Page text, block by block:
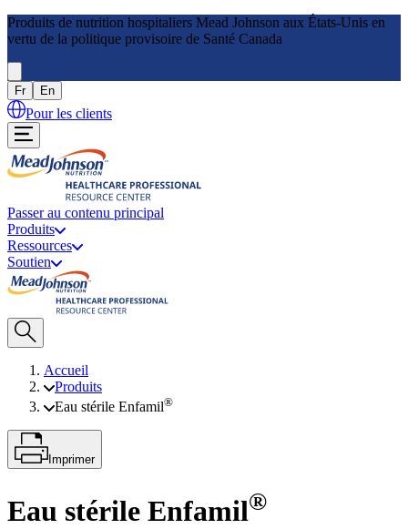
Produits de nutrition hospitaliers Mead Johnson aux États-Unis en
vertu de la politique provisoire de Santé Canada
Fr En
Pour les clients
Passer au contenu principal
Produits
Ressources
Soutien
Accueil
Produits
Eau stérile Enfamil®
Imprimer
Eau stérile Enfamil®